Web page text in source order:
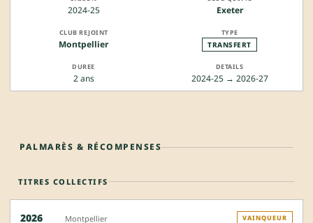
2024-25 Exeter
Montpellier TRANSFERT
2 ans 2024-25 → 2026-27
PALMARÈS & RÉCOMPENSES
TITRES COLLECTIFS
2026 Montpellier VAINQUEUR